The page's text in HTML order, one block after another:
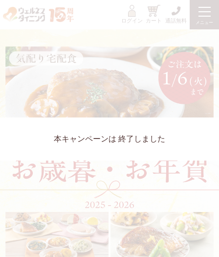
ログイン カート 通話無料 メニュー